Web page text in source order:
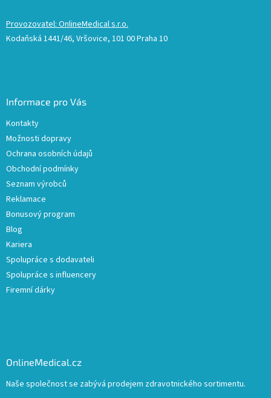
Provozovatel: OnlineMedical s.r.o.
Kodaňská 1441/46, Vršovice, 101 00 Praha 10
Informace pro Vás
Kontakty
Možnosti dopravy
Ochrana osobních údajů
Obchodní podmínky
Seznam výrobců
Reklamace
Bonusový program
Blog
Kariera
Spolupráce s dodavateli
Spolupráce s influencery
Firemní dárky
OnlineMedical.cz
Naše společnost se zabývá prodejem zdravotnického sortimentu.